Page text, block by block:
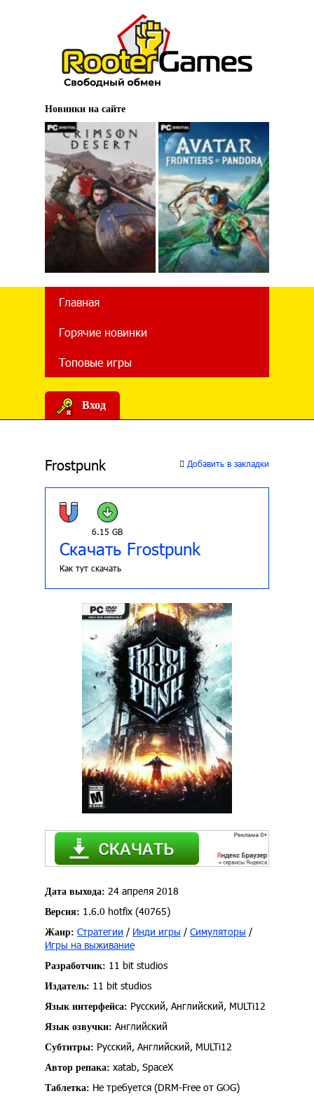
Новинки на сайте
Главная
Горячие новинки
Топовые игры
Вход
Frostpunk Добавить в закладки
6.15 GB
Скачать Frostpunk
Как тут скачать
Дата выхода: 24 апреля 2018
Версия: 1.6.0 hotfix (40765)
Жанр: Стратегии / Инди игры / Симуляторы /
Игры на выживание
Разработчик: 11 bit studios
Издатель: 11 bit studios
Язык интерфейса: Русский, Английский, MULTi12
Язык озвучки: Английский
Субтитры: Русский, Английский, MULTi12
Автор репака: xatab, SpaceX
Таблетка: Не требуется (DRM-Free от GOG)